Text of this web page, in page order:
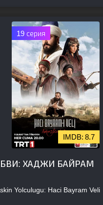
19 серия
8.7
ХАДЖИ БАЙРАМ
Yolculugu: Haci Bayram Veli